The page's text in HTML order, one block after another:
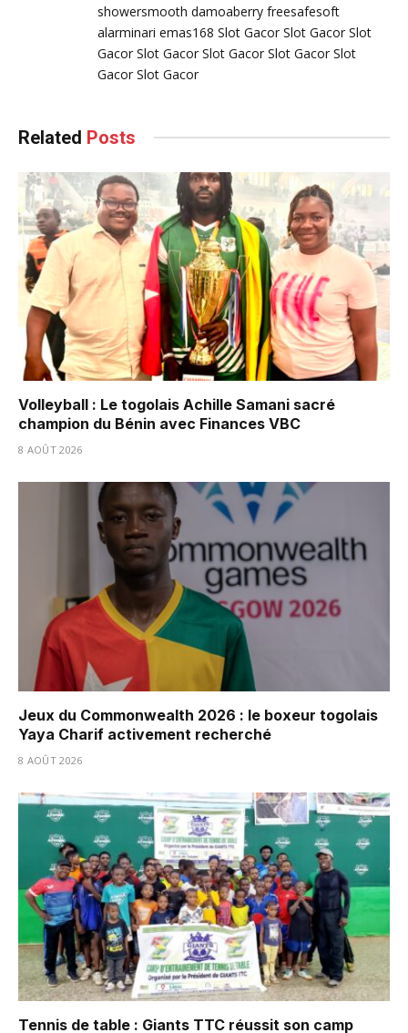
showersmooth damoaberry freesafesoft
alarminari emas168 Slot Gacor Slot Gacor Slot
Gacor Slot Gacor Slot Gacor Slot Gacor Slot
Gacor Slot Gacor
Related Posts
Volleyball : Le togolais Achille Samani sacré
champion du Bénin avec Finances VBC
8 AOÛT 2026
Jeux du Commonwealth 2026 : le boxeur togolais
Yaya Charif activement recherché
8 AOÛT 2026
Tennis de table : Giants TTC réussit son camp